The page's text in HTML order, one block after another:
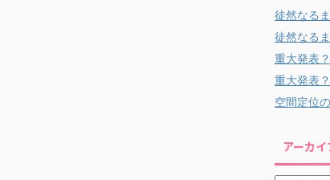
徒然なる
徒然なる
重大発表
重大発表
空間定位
アーカイ